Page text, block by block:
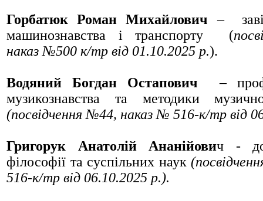
Горбатюк Роман Михайлович–
машинознавства і транспорту (
наказ №500 к/тр від 01.10.2025 р.).
Водяний Богдан Остапович –
музикознавства та методики
(посвідчення №44, наказ № 516-к/тр від
Григорук Анатолій Ананійович -
філософії та суспільних наук
516-к/тр від 06.10.2025 р.).